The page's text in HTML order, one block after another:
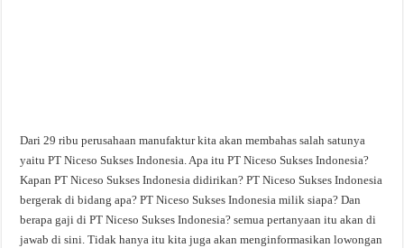
Dari 29 ribu perusahaan manufaktur kita akan membahas salah satunya
yaitu PT Niceso Sukses Indonesia. Apa itu PT Niceso Sukses Indonesia?
Kapan PT Niceso Sukses Indonesia didirikan? PT Niceso Sukses Indonesia
bergerak di bidang apa? PT Niceso Sukses Indonesia milik siapa? Dan
berapa gaji di PT Niceso Sukses Indonesia? semua pertanyaan itu akan di
jawab di sini. Tidak hanya itu kita juga akan menginformasikan lowongan